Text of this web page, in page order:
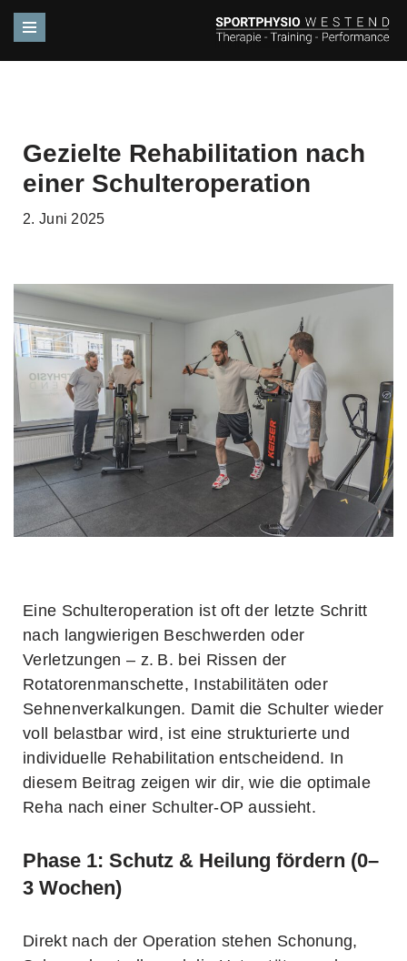
Gezielte Rehabilitation nach
einer Schulteroperation
2. Juni 2025
Eine Schulteroperation ist oft der letzte Schritt
nach langwierigen Beschwerden oder
Verletzungen – z. B. bei Rissen der
Rotatorenmanschette, Instabilitäten oder
Sehnenverkalkungen. Damit die Schulter wieder
voll belastbar wird, ist eine strukturierte und
individuelle Rehabilitation entscheidend. In
diesem Beitrag zeigen wir dir, wie die optimale
Reha nach einer Schulter-OP aussieht.
Phase 1: Schutz & Heilung fördern (0–
3 Wochen)
Direkt nach der Operation stehen Schonung,